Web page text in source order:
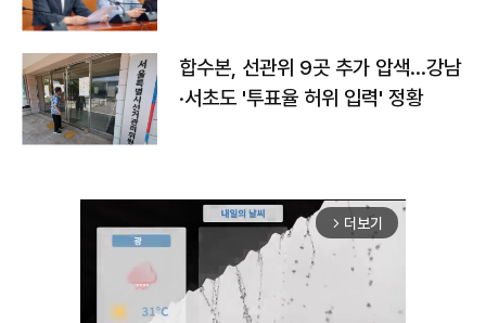
합수본, 선관위 9곳 추가 압색…강남
·서초도 '투표율 허위 입력' 정황
arrow_forward_ios 더보기